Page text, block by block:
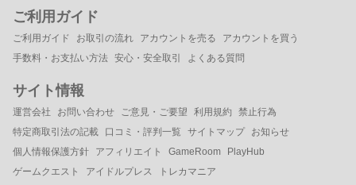
ご利用ガイド
ご利用ガイド お取引の流れ アカウントを売る
アカウントを買う
手数料・お支払い方法 安心・安全取引 よくある質問
サイト情報
運営会社 お問い合わせ ご意見・ご要望 利用規約
禁止行為
特定商取引法の記載
口コミ・評判一覧 サイトマップ
お知らせ
個人情報保護方針
アフィリエイト GameRoom
PlayHub
ゲームクエスト
アイドルプレス
トレカマニア